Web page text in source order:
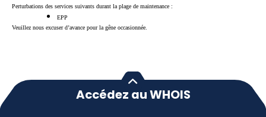
Perturbations des services suivants durant la plage de maintenance :
EPP
Veuillez nous excuser d’avance pour la gêne occasionnée.
Accédez au WHOIS